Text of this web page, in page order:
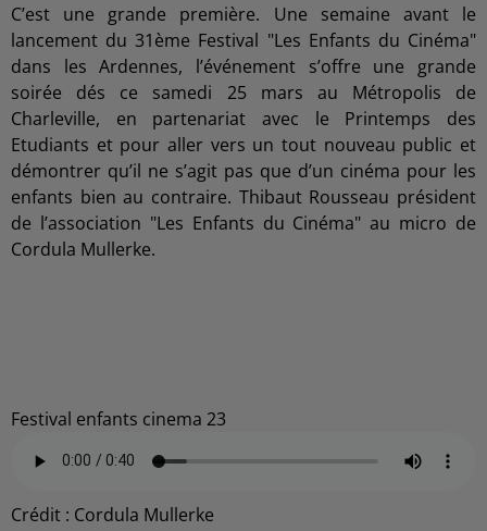
C’est une grande première. Une semaine avant le
lancement du 31ème Festival "Les Enfants du Cinéma"
dans les Ardennes, l’événement s’offre une grande
soirée dés ce samedi 25 mars au Métropolis de
Charleville, en partenariat avec le Printemps des
Etudiants et pour aller vers un tout nouveau public et
démontrer qu’il ne s’agit pas que d’un cinéma pour les
enfants bien au contraire. Thibaut Rousseau président
de l’association "Les Enfants du Cinéma" au micro de
Cordula Mullerke.
Festival enfants cinema 23
Crédit : Cordula Mullerke